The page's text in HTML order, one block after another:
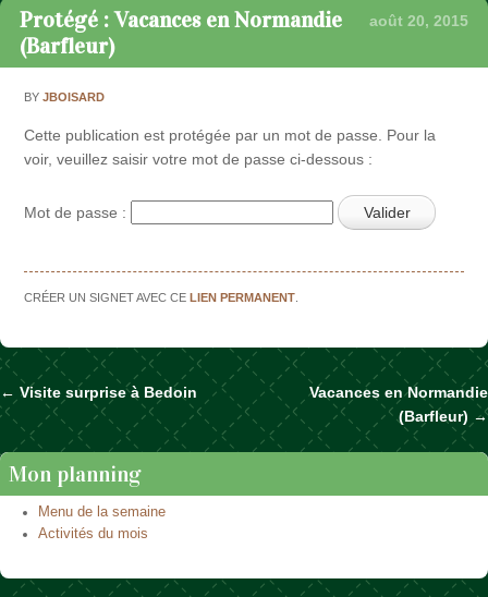
Passer au contenu
Protégé : Vacances en Normandie
(Barfleur)
août 20, 2015
BYJBOISARD
Cette publication est protégée par un mot de passe. Pour la
voir, veuillez saisir votre mot de passe ci-dessous :
Mot de passe :
CRÉER UN SIGNET AVEC CELIEN PERMANENT
Naviguer dans les articles
← Visite surprise à Bedoin
Vacances en Normandie
(Barfleur) →
Mon planning
Menu de la semaine
Activités du mois